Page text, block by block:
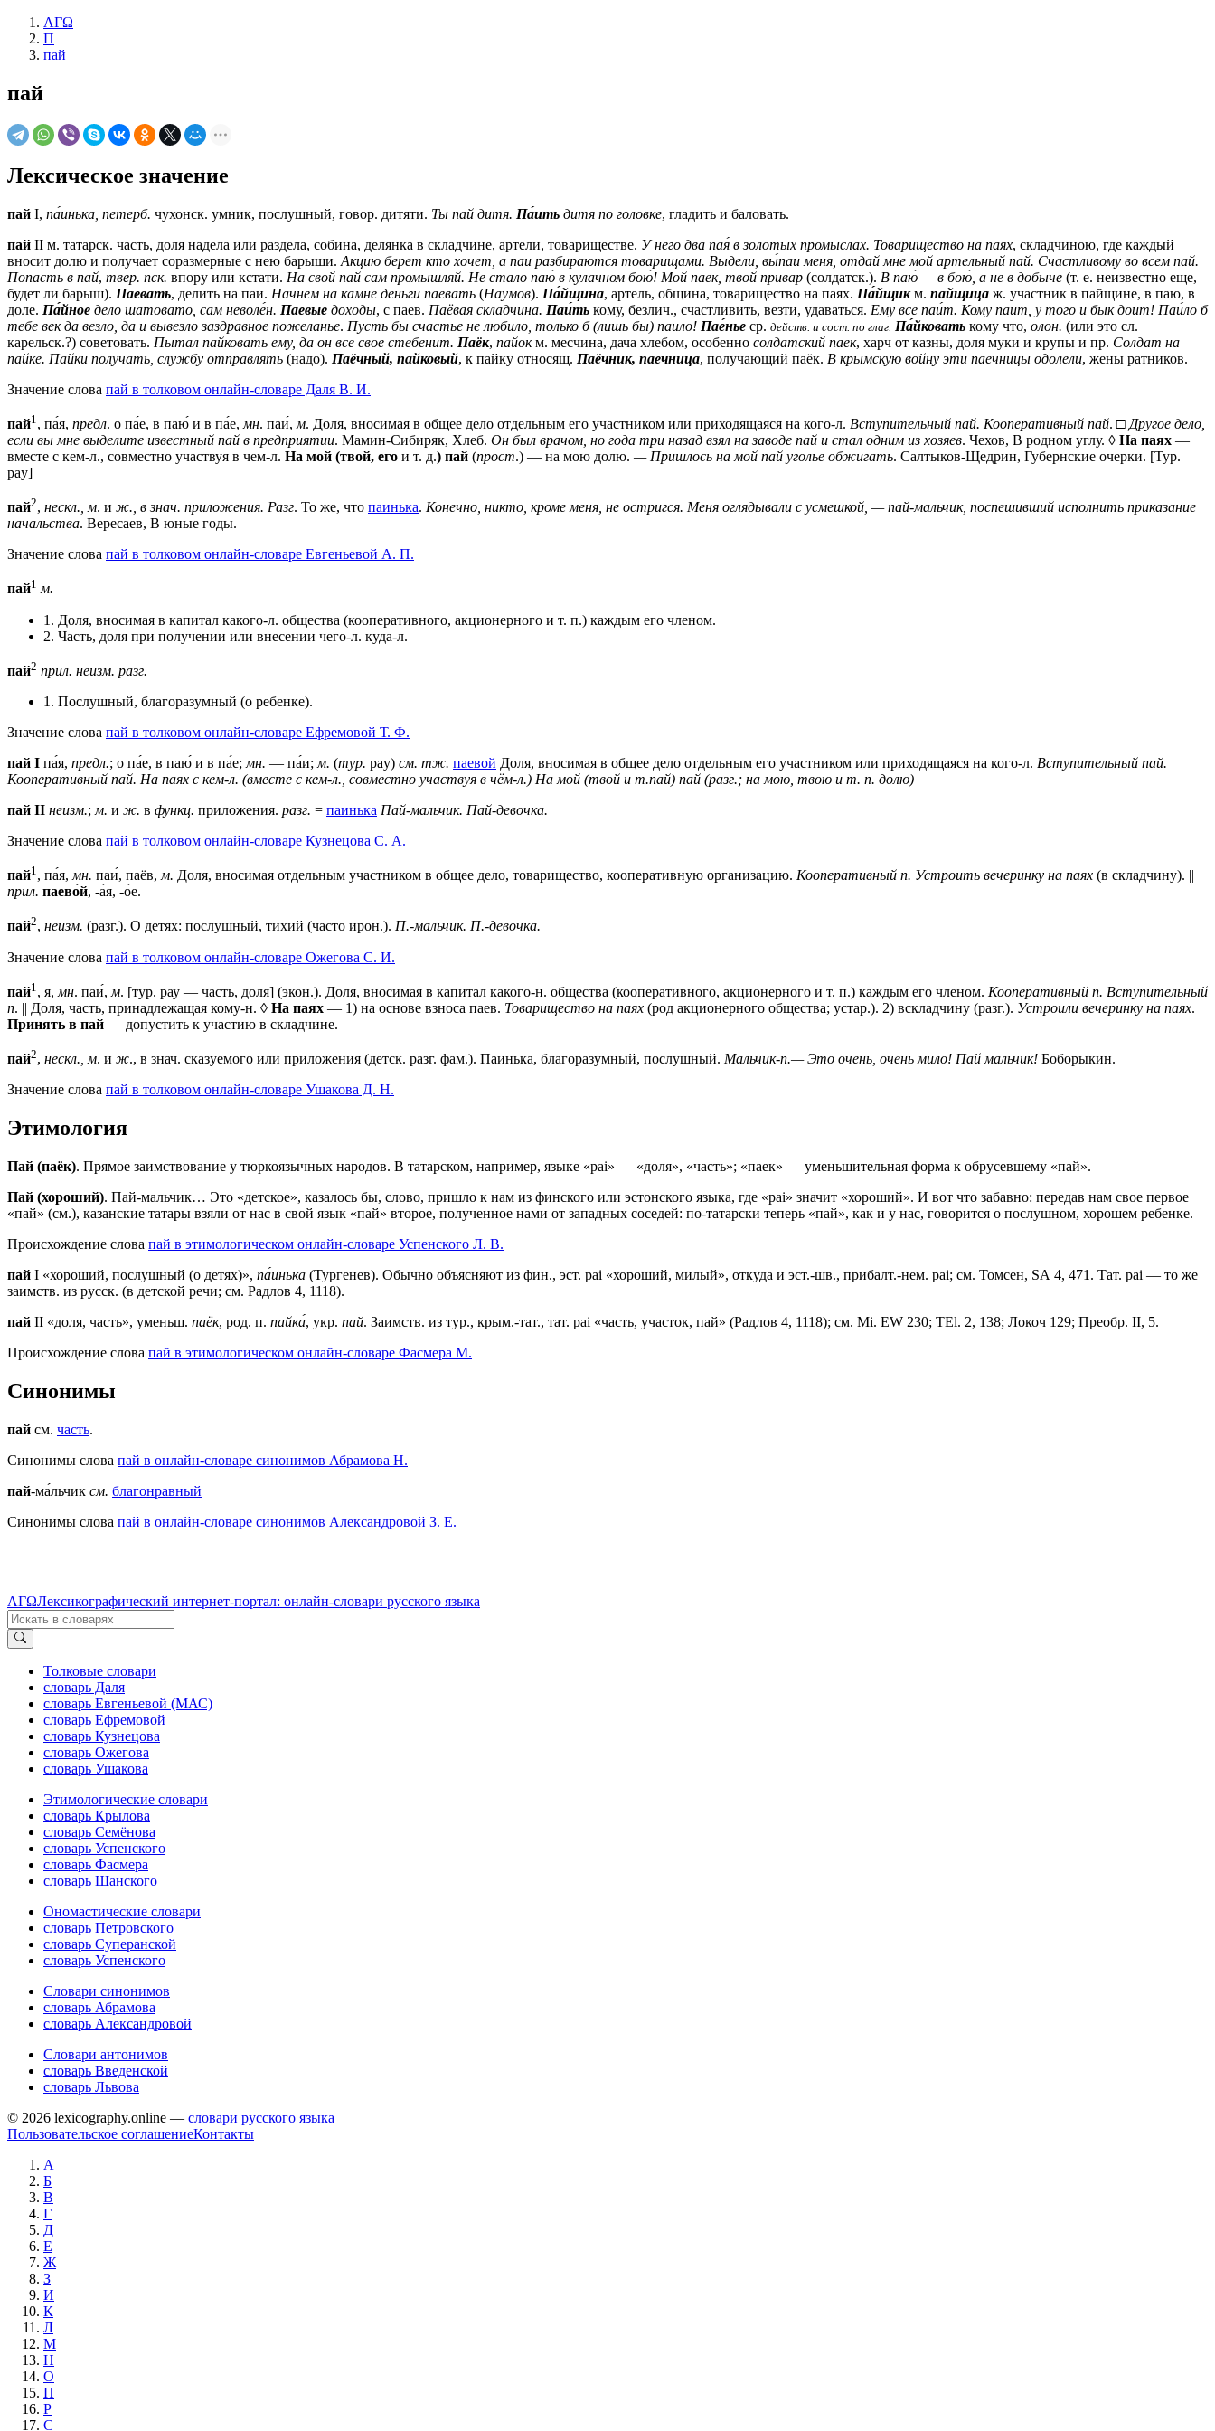
ΛΓΩ
П
пай
пай
Лексическое значение
пай I, па́инька, петерб. чухонск. умник, послушный, говор. дитяти. Ты пай дитя. Па́ить дитя по головке, гладить и баловать.
пай II м. татарск. часть, доля надела или раздела, собина, делянка в складчине, артели, товариществе. У него два пая́ в золотых промыслах. Товарищество на паях, складчиною, где каждый
вносит долю и получает соразмерные с нею барыши. Акцию берет кто хочет, а паи разбираются товарищами. Выдели, вы́паи меня, отдай мне мой артельный пай. Счастливому во всем пай.
Попасть в пай, твер. пск. впору или кстати. На свой пай сам промышляй. Не стало паю́ в кулачном бою́! Мой паек, твой привар (солдатск.). В паю́ — в бою́, а не в добыче (т. е. неизвестно еще,
будет ли барыш). Паевать, делить на паи. Начнем на камне деньги паевать (Наумов). Па́йщина, артель, община, товарищество на паях. Па́йщик м. пайщица ж. участник в пайщине, в паю, в
доле. Па́йное дело шатовато, сам неволе́н. Паевые доходы, с паев. Паёвая складчина. Паи́ть кому, безлич., счастливить, везти, удаваться. Ему все паи́т. Кому паит, у того и бык доит! Паи́ло б
тебе век да везло, да и вывезло заздравное пожеланье. Пусть бы счастье не любило, только б (лишь бы) паило! Пае́нье ср. действ. и сост. по глаг. Па́йковать кому что, олон. (или это сл.
карельск.?) советовать. Пытал пайковать ему, да он все свое стебенит. Паёк, пайок м. месчина, дача хлебом, особенно солдатский паек, харч от казны, доля муки и крупы и пр. Солдат на
пайке. Пайки получать, службу отправлять (надо). Паёчный, пайковый, к пайку относящ. Паёчник, паечница, получающий паёк. В крымскую войну эти паечницы одолели, жены ратников.
Значение слова пай в толковом онлайн-словаре Даля В. И.
пай1 , па́я, предл. о па́е, в паю́ и в па́е, мн. паи́, м. Доля, вносимая в общее дело отдельным его участником или приходящаяся на кого-л. Вступительный пай. Кооперативный пай. □ Другое дело,
если вы мне выделите известный пай в предприятии. Мамин-Сибиряк, Хлеб. Он был врачом, но года три назад взял на заводе пай и стал одним из хозяев. Чехов, В родном углу. ◊ На паях —
вместе с кем-л., совместно участвуя в чем-л. На мой (твой, его и т. д.) пай (прост.) — на мою долю. — Пришлось на мой пай уголье обжигать. Салтыков-Щедрин, Губернские очерки. [Тур.
pay]
пай2, нескл., м. и ж., в знач. приложения. Разг. То же, что паинька. Конечно, никто, кроме меня, не остригся. Меня оглядывали с усмешкой, — пай-мальчик, поспешивший исполнить приказание
начальства. Вересаев, В юные годы.
Значение слова пай в толковом онлайн-словаре Евгеньевой А. П.
пай1 м.
1. Доля, вносимая в капитал какого-л. общества (кооперативного, акционерного и т. п.) каждым его членом.
2. Часть, доля при получении или внесении чего-л. куда-л.
пай2 прил. неизм. разг.
1. Послушный, благоразумный (о ребенке).
Значение слова пай в толковом онлайн-словаре Ефремовой Т. Ф.
пай I па́я, предл.; о па́е, в паю́ и в па́е; мн. — па́и; м. (тур. pay) см. тж. паевой Доля, вносимая в общее дело отдельным его участником или приходящаяся на кого-л. Вступительный пай.
Кооперативный пай. На паях с кем-л. (вместе с кем-л., совместно участвуя в чём-л.) На мой (твой и т.пай) пай (разг.; на мою, твою и т. п. долю)
пай II неизм.; м. и ж. в функц. приложения. разг. = паинька Пай-мальчик. Пай-девочка.
Значение слова пай в толковом онлайн-словаре Кузнецова С. А.
пай1 , па́я, мн. паи́, паёв, м. Доля, вносимая отдельным участником в общее дело, товарищество, кооперативную организацию. Кооперативный п. Устроить вечеринку на паях (в складчину). ||
прил. паево́й, -а́я, -о́е.
пай2, неизм. (разг.). О детях: послушный, тихий (часто ирон.). П.-мальчик. П.-девочка.
Значение слова пай в толковом онлайн-словаре Ожегова C. И.
пай1 , я, мн. паи́, м. [тур. рау — часть, доля] (экон.). Доля, вносимая в капитал какого-н. общества (кооперативного, акционерного и т. п.) каждым его членом. Кооперативный п. Вступительный
п. || Доля, часть, принадлежащая кому-н. ◊ На паях — 1) на основе взноса паев. Товарищество на паях (род акционерного общества; устар.). 2) вскладчину (разг.). Устроили вечеринку на паях.
Принять в пай — допустить к участию в складчине.
пай2, нескл., м. и ж., в знач. сказуемого или приложения (детск. разг. фам.). Паинька, благоразумный, послушный. Мальчик-п.— Это очень, очень мило! Пай мальчик! Боборыкин.
Значение слова пай в толковом онлайн-словаре Ушакова Д. Н.
Этимология
Пай (паёк). Прямое заимствование у тюркоязычных народов. В татарском, например, языке «раі» — «доля», «часть»; «паек» — уменьшительная форма к обрусевшему «пай».
Пай (хороший). Пай-мальчик… Это «детское», казалось бы, слово, пришло к нам из финского или эстонского языка, где «раі» значит «хороший». И вот что забавно: передав нам свое первое
«пай» (см.), казанские татары взяли от нас в свой язык «пай» второе, полученное нами от западных соседей: по-татарски теперь «пай», как и у нас, говорится о послушном, хорошем ребенке.
Происхождение слова пай в этимологическом онлайн-словаре Успенского Л. В.
пай I «хороший, послушный (о детях)», па́инька (Тургенев). Обычно объясняют из фин., эст. раi «хороший, милый», откуда и эст.-шв., прибалт.-нем. раi; см. Томсен, SА 4, 471. Тат. раi — то же
заимств. из русск. (в детской речи; см. Радлов 4, 1118).
пай II «доля, часть», уменьш. паёк, род. п. пайка́, укр. пай. Заимств. из тур., крым.-тат., тат. раi «часть, участок, пай» (Радлов 4, 1118); см. Мi. ЕW 230; ТЕl. 2, 138; Локоч 129; Преобр. II, 5.
Происхождение слова пай в этимологическом онлайн-словаре Фасмера М.
Синонимы
пай см. часть.
Синонимы слова пай в онлайн-словаре синонимов Абрамова Н.
пай-ма́льчик см. благонравный
Синонимы слова пай в онлайн-словаре синонимов Александровой З. Е.
ΛΓΩЛексикографический интернет-портал: онлайн-словари русского языка
Толковые словари
словарь Даля
словарь Евгеньевой (МАС)
словарь Ефремовой
словарь Кузнецова
словарь Ожегова
словарь Ушакова
Этимологические словари
словарь Крылова
словарь Семёнова
словарь Успенского
словарь Фасмера
словарь Шанского
Ономастические словари
словарь Петровского
словарь Суперанской
словарь Успенского
Словари синонимов
словарь Абрамова
словарь Александровой
Словари антонимов
словарь Введенской
словарь Львова
© 2026 lexicography.online — словари русского языка
Пользовательское соглашениеКонтакты
А
Б
В
Г
Д
Е
Ж
З
И
К
Л
М
Н
О
П
Р
С